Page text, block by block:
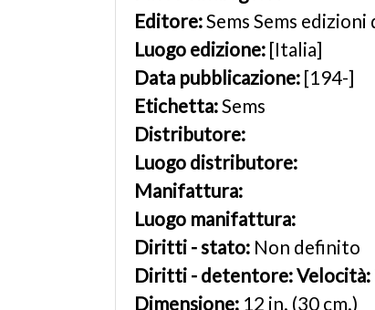
Editore:Sems Sems edizioni
Luogo edizione: [Italia]
Data pubblicazione: [194-]
Etichetta:Sems
Distributore:
Luogo distributore:
Manifattura:
Luogo manifattura:
Diritti - stato: Non definito
Diritti - detentore:Velocità:
Dimensione: 12 in. (30 cm.)